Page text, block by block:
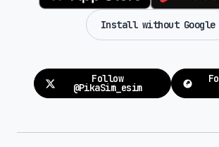
Install without Google
Follow
@PikaSim_esim